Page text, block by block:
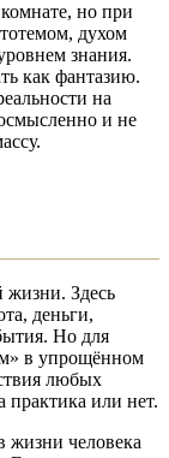
но при
духом
знания.
как фантазию.
на
и не
жизни. Здесь
деньги,
Но для
в упрощённом
любых
практика или нет.
человека